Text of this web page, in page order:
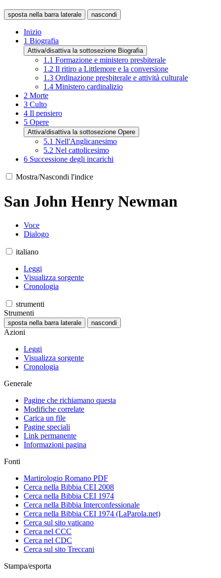
sposta nella barra laterale nascondi
Inizio
1 Biografia
Attiva/disattiva la sottosezione Biografia
1.1 Formazione e ministero presbiterale
1.2 Il ritiro a Littlemore e la conversione
1.3 Ordinazione presbiterale e attività culturale
1.4 Ministero cardinalizio
2 Morte
3 Culto
4 Il pensiero
5 Opere
Attiva/disattiva la sottosezione Opere
5.1 Nell'Anglicanesimo
5.2 Nel cattolicesimo
6 Successione degli incarichi
Mostra/Nascondi l'indice
San John Henry Newman
Voce
Dialogo
italiano
Leggi
Visualizza sorgente
Cronologia
strumenti
Strumenti
sposta nella barra laterale nascondi
Azioni
Leggi
Visualizza sorgente
Cronologia
Generale
Pagine che richiamano questa
Modifiche correlate
Carica un file
Pagine speciali
Link permanente
Informazioni pagina
Fonti
Martirologio Romano PDF
Cerca nella Bibbia CEI 2008
Cerca nella Bibbia CEI 1974
Cerca nella Bibbia Interconfessionale
Cerca nella Bibbia CEI 1974 (LaParola.net)
Cerca sul sito vaticano
Cerca nel CCC
Cerca nel CDC
Cerca sul sito Treccani
Stampa/esporta